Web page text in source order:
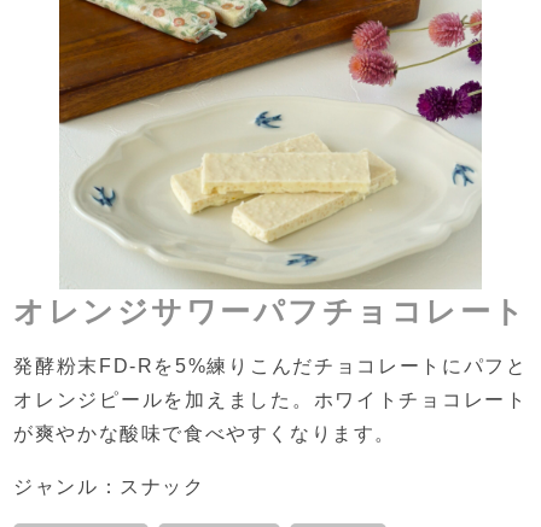
オレンジサワーパフチョコレート
発酵粉末FD-Rを5%練りこんだチョコレートにパフと
オレンジピールを加えました。ホワイトチョコレート
が爽やかな酸味で食べやすくなります。
ジャンル：スナック